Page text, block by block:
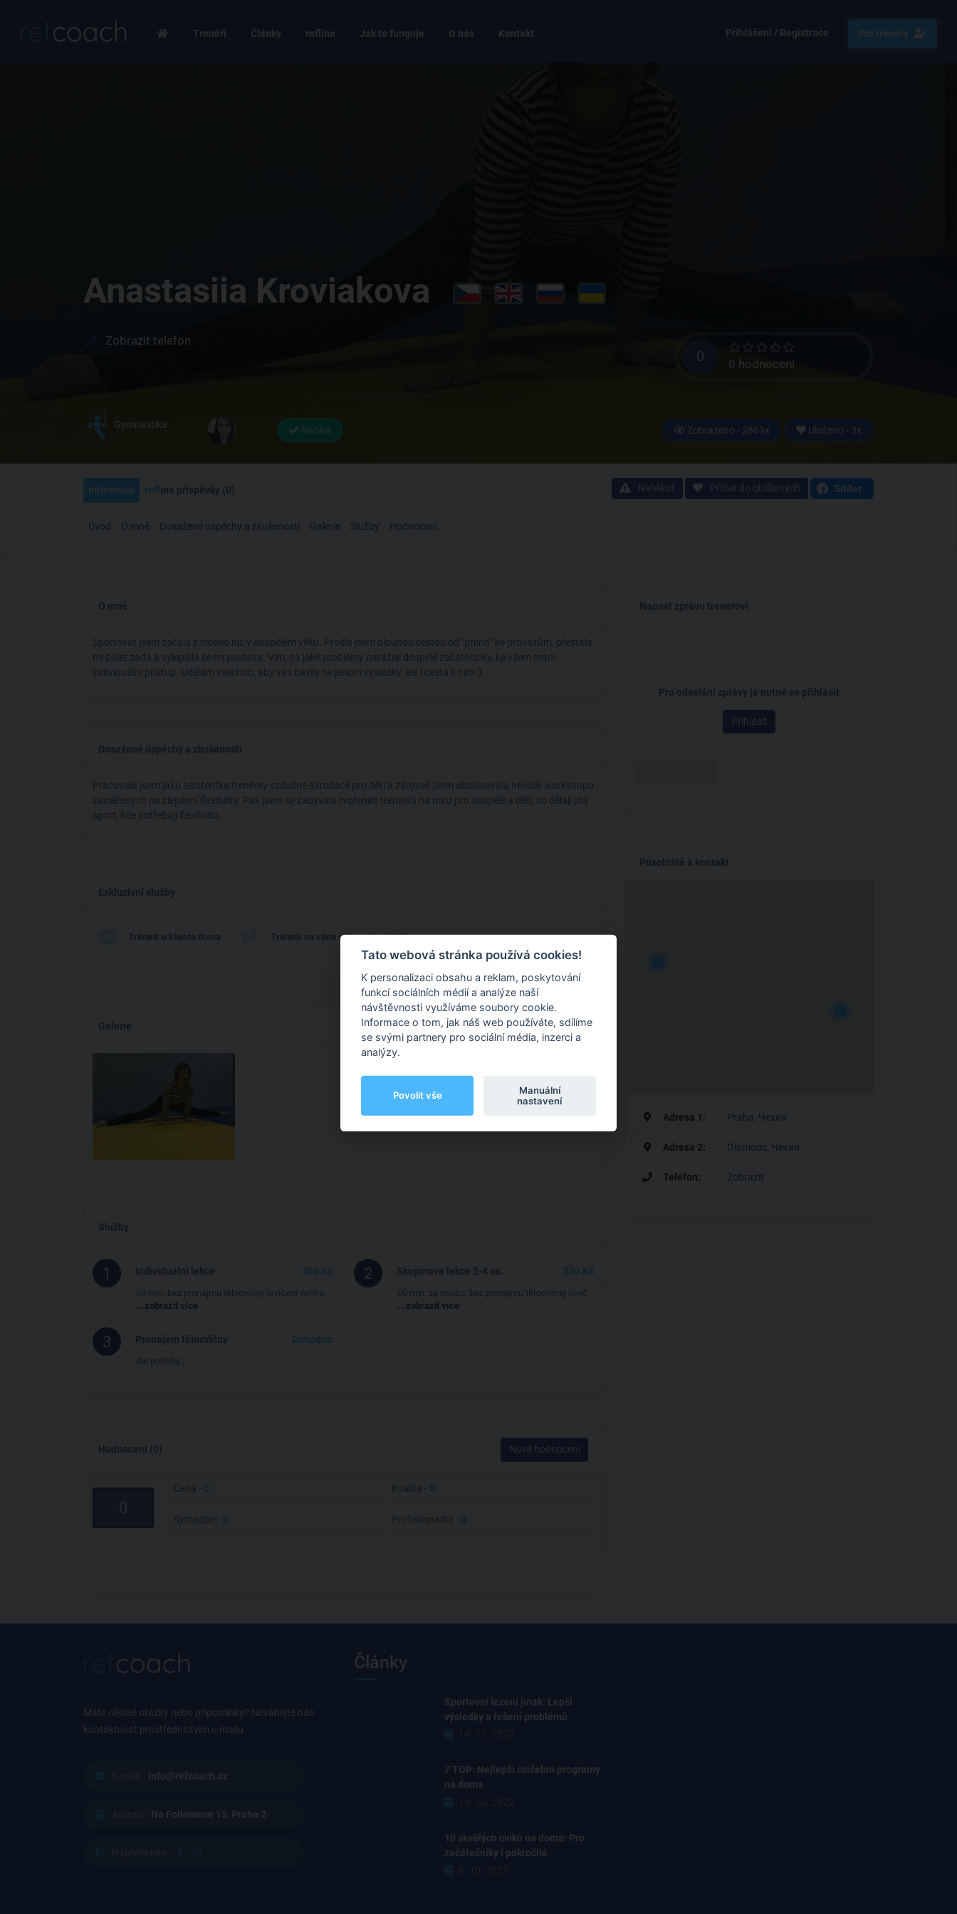
Trenéři Články refline Jak to funguje O nás Kontakt Přihlášení / Registrace Pro trenéry
Anastasiia Kroviakova
Zobrazit telefon
0 0 hodnocení
Gymnastika
Nabírá Zobrazeno - 2869x Uloženo - 3x
Informace ref line příspěvky (0)
Úvod O mně Dosažené úspěchy a zkušenosti Galerie Služby Hodnocení
Nahlásit Přidat do oblíbených Sdílet
O mně
Sportovat jsem začala z ničeho nic v dospělém věku. Prošla jsem dlouhou cestou od "prkna" ke provazům, přestala
mi bolet záda a vylepšila se mi postava. Vím, na jaké problémy narážejí dospělé začátečníky, ke všem mám
individuální přístup. Udělám všechno, aby vás bavily ne jenom výsledky, ale i cesta k nim :)
Dosažené úspěchy a zkušenosti
Pracovala jsem jako asistentka trenérky vzdušné akrobacii pro děti a zároveň jsem absolvovala několik workshopu
zaměřených na zlepšení flexibility. Pak jsem se zabývala tvořením tréninků na míru pro dospělé a děti, co dělají jiný
sport, kde potřebují flexibilitu.
Exkluzivní služby
Trénink u klienta doma Trénink na vámi vybraném místě
Galerie
Služby
1 Individuální lekce 300 Kč
60 min, bez pronájmu tělocvičny (cvičení venku,
...zobrazit více
2 Skupinová lekce 2-4 os. 250 Kč
60 min, za osobu, bez pronájmu tělocvičny (cvič
...zobrazit více
3 Pronájem tělocvičny Dohodou
dle potřeby ;
Hodnocení (0) Nové hodnocení
0
Cena - 0
Sympatie - 0
Kvalita - 0
Profesionalita - 0
Napsat zprávu trenérovi
Pro odeslání zprávy je nutné se přihlásit
Přihlásit
Působiště a kontakt
Adresa 1: Praha, Чехия
Adresa 2: Olomouc, Чехия
Telefon: Zobrazit
Máte nějaké otázky nebo připomínky? Neváhejte nás
kontaktovat prostřednictvím e-mailu.
info@refcoach.cz
Na Folimance 15, Praha 2
Články
Sportovní lezení jinak: Lepší
výsledky a řešení problémů
7 TOP: Nejlepší cvičební programy
na doma
10 skvělých cviků na doma: Pro
začátečníky i pokročilé
Tato webová stránka používá cookies!
K personalizaci obsahu a reklam, poskytování
funkcí sociálních médií a analýze naší
návštěvnosti využíváme soubory cookie.
Informace o tom, jak náš web používáte, sdílíme
se svými partnery pro sociální média, inzerci a
analýzy.
Povolit vše
Manuální
nastavení